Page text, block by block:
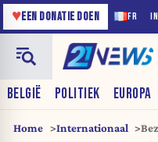
FR
♥EEN DONATIE DOEN
BELGIË POLITIEK EUROPA
Home Internationaal